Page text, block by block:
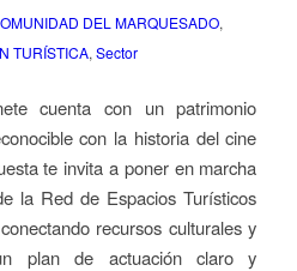
DEL MARQUESADO,
TURÍSTICA, Sector
cuenta con un patrimonio
con la historia del cine
te invita a poner en marcha
la Red de Espacios Turísticos
recursos culturales y
plan de actuación claro y